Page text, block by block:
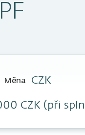
Měna CZK
CZK (při